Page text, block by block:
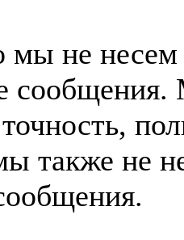
не несем
сообщения.
также не